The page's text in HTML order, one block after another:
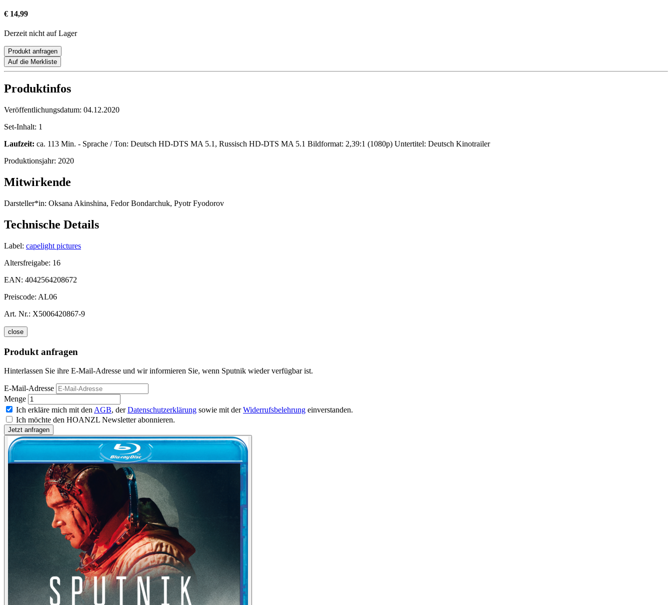
€ 14,99
Derzeit nicht auf Lager
Produkt anfragen
Auf die Merkliste
Produktinfos
Veröffentlichungsdatum: 04.12.2020
Set-Inhalt: 1
Laufzeit: ca. 113 Min. - Sprache / Ton: Deutsch HD-DTS MA 5.1, Russisch HD-DTS MA 5.1 Bildformat: 2,39:1 (1080p) Untertitel: Deutsch Kinotrailer
Produktionsjahr: 2020
Mitwirkende
Darsteller*in: Oksana Akinshina, Fedor Bondarchuk, Pyotr Fyodorov
Technische Details
Label: capelight pictures
Altersfreigabe: 16
EAN: 4042564208672
Preiscode: AL06
Art. Nr.: X5006420867-9
close
Produkt anfragen
Hinterlassen Sie ihre E-Mail-Adresse und wir informieren Sie, wenn Sputnik wieder verfügbar ist.
E-Mail-Adresse
Menge
Ich erkläre mich mit den AGB, derDatenschutzerklärung sowie mit derWiderrufsbelehrung einverstanden.
Ich möchte den HOANZL Newsletter abonnieren.